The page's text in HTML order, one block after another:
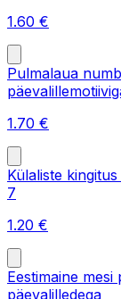
1.60 €
Pulmalaua
1.70 €
Külaliste
7
1.20 €
Eestimaine
päevalilledega